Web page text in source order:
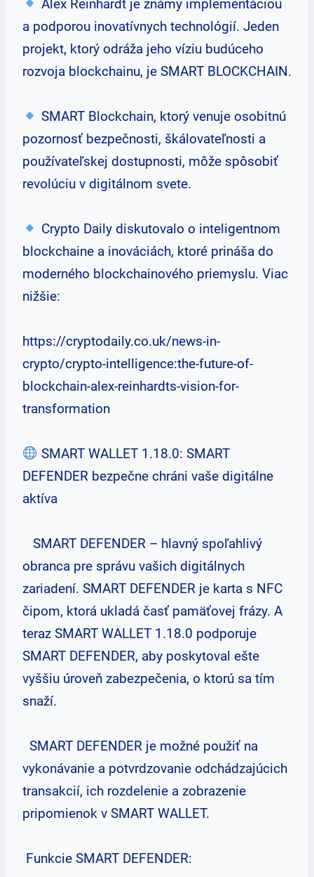
Alex Reinhardt je známy implementáciou
a podporou inovatívnych technológií. Jeden
projekt, ktorý odráža jeho víziu budúceho
rozvoja blockchainu, je SMART BLOCKCHAIN.
SMART Blockchain, ktorý venuje osobitnú
pozornosť bezpečnosti, škálovateľnosti a
používateľskej dostupnosti, môže spôsobiť
revolúciu v digitálnom svete.
Crypto Daily diskutovalo o inteligentnom
blockchaine a inováciách, ktoré prináša do
moderného blockchainového priemyslu. Viac
nižšie:
https://cryptodaily.co.uk/news-in-
crypto/crypto-intelligence:the-future-of-
blockchain-alex-reinhardts-vision-for-
transformation
SMART WALLET 1.18.0: SMART
DEFENDER bezpečne chráni vaše digitálne
aktíva
SMART DEFENDER – hlavný spoľahlivý
obranca pre správu vašich digitálnych
zariadení. SMART DEFENDER je karta s NFC
čipom, ktorá ukladá časť pamäťovej frázy. A
teraz SMART WALLET 1.18.0 podporuje
SMART DEFENDER, aby poskytoval ešte
vyššiu úroveň zabezpečenia, o ktorú sa tím
snaží.
SMART DEFENDER je možné použiť na
vykonávanie a potvrdzovanie odchádzajúcich
transakcií, ich rozdelenie a zobrazenie
pripomienok v SMART WALLET.
Funkcie SMART DEFENDER: